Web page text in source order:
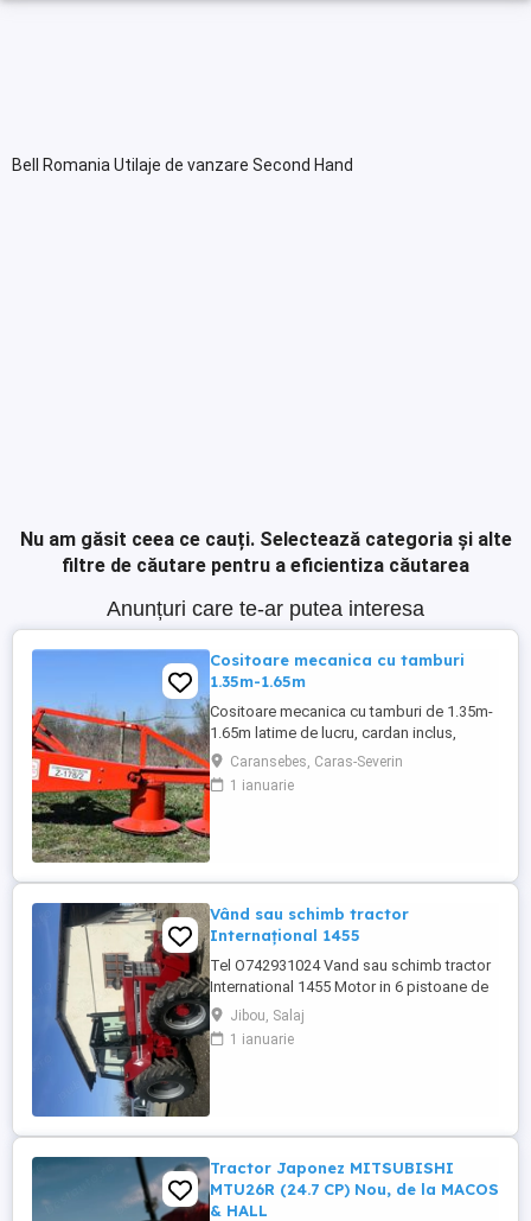
Bell Romania Utilaje de vanzare Second Hand
Nu am găsit ceea ce cauți. Selectează categoria și alte
filtre de căutare pentru a eficientiza căutarea
Anunțuri care te-ar putea interesa
Cositoare mecanica cu tamburi
1.35m-1.65m
Cositoare mecanica cu tamburi de 1.35m-
1.65m latime de lucru, cardan inclus,
prelata, cheie de cutite Transport in toate
judetele
Caransebes, Caras-Severin
1 ianuarie
Vând sau schimb tractor
Internațional 1455
Tel O742931024 Vand sau schimb tractor
International 1455 Motor in 6 pistoane de
145 cai cu turbo Cilindru ajutător la ridicare
Tiranti față Cauciucuri in stare foarte buna
Tractorul se afla intr-o stare foarte buna,
Jibou, Salaj
1 ianuarie
Tractor Japonez MITSUBISHI
MTU26R (24.7 CP) Nou, de la MACOS
& HALL